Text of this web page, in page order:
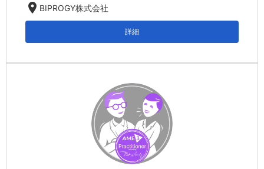
location_on BIPROGY株式会社
詳細